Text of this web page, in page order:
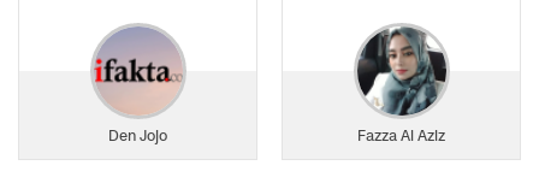
Den Jojo Fazza Al Aziz